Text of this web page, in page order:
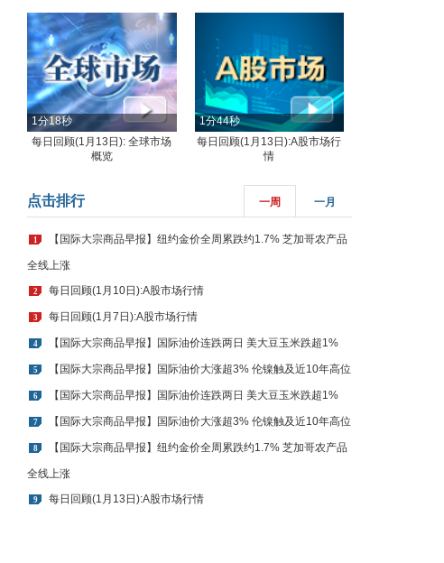
1分18秒
每日回顾(1月13日): 全球市场
概览
1分44秒
每日回顾(1月13日):A股市场行
情
点击排行 一周 一月
1 【国际大宗商品早报】纽约金价全周累跌约1.7% 芝加哥农产品
全线上涨
2 每日回顾(1月10日):A股市场行情
3 每日回顾(1月7日):A股市场行情
4 【国际大宗商品早报】国际油价连跌两日 美大豆玉米跌超1%
5 【国际大宗商品早报】国际油价大涨超3% 伦镍触及近10年高位
6 【国际大宗商品早报】国际油价连跌两日 美大豆玉米跌超1%
7 【国际大宗商品早报】国际油价大涨超3% 伦镍触及近10年高位
8 【国际大宗商品早报】纽约金价全周累跌约1.7% 芝加哥农产品
全线上涨
9 每日回顾(1月13日):A股市场行情